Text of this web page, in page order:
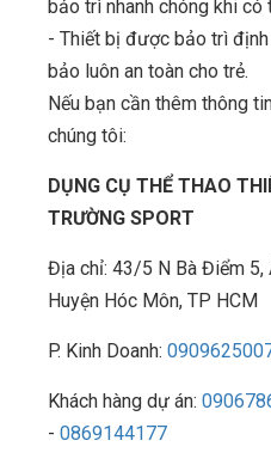
bảo trì nhanh chóng khi có
- Thiết bị được bảo trì
bảo luôn an toàn cho trẻ.
Nếu bạn cần thêm thông
chúng tôi:
DỤNG CỤ THỂ THAO
TRƯỜNG SPORT
Địa chỉ: 43/5 N Bà Điểm 5,
Huyện Hóc Môn, TP HCM
P. Kinh Doanh:
Khách hàng dự án:
- 0869144177